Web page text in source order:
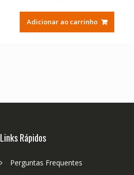
original
era:
atual
é:
Adicionar ao carrinho
Links Rápidos
Perguntas Frequentes